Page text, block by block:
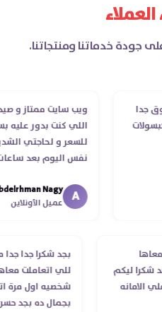
العملاء
جودة خدماتنا ومنتجاتنا.
ويب سايت ممتاز و
اللي كنت بدور عليه
للسعر و لحاجتي
نفس اليوم بعد ساعات
انتهاء موعد عمله ..فضل
استلمت ..شكرا جزيلا ليكم
A
Abdelrhman Nagy
عميل الأونلاين
معاها
شكرا ليكم
الامانه
بجد شكرا جدا
للي
شخصيه اول
بجمال ده